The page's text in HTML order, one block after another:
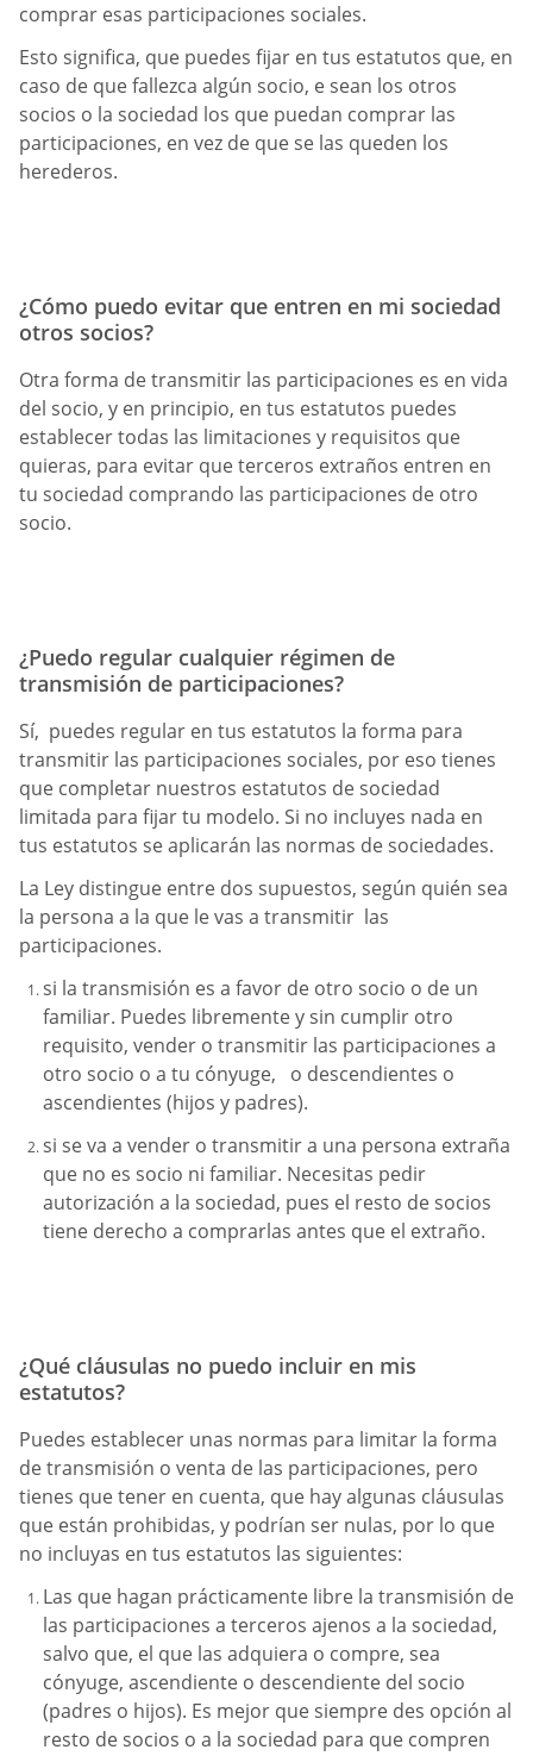
comprar esas participaciones sociales.
Esto significa, que puedes fijar en tus estatutos que, en
caso de que fallezca algún socio, e sean los otros
socios o la sociedad los que puedan comprar las
participaciones, en vez de que se las queden los
herederos.
¿Cómo puedo evitar que entren en mi sociedad
otros socios?
Otra forma de transmitir las participaciones es en vida
del socio, y en principio, en tus estatutos puedes
establecer todas las limitaciones y requisitos que
quieras, para evitar que terceros extraños entren en
tu sociedad comprando las participaciones de otro
socio.
¿Puedo regular cualquier régimen de
transmisión de participaciones?
Sí, puedes regular en tus estatutos la forma para
transmitir las participaciones sociales, por eso tienes
que completar nuestros estatutos de sociedad
limitada para fijar tu modelo. Si no incluyes nada en
tus estatutos se aplicarán las normas de sociedades.
La Ley distingue entre dos supuestos, según quién sea
la persona a la que le vas a transmitir las
participaciones.
si la transmisión es a favor de otro socio o de un
familiar. Puedes libremente y sin cumplir otro
requisito, vender o transmitir las participaciones a
otro socio o a tu cónyuge, o descendientes o
ascendientes (hijos y padres).
si se va a vender o transmitir a una persona extraña
que no es socio ni familiar. Necesitas pedir
autorización a la sociedad, pues el resto de socios
tiene derecho a comprarlas antes que el extraño.
¿Qué cláusulas no puedo incluir en mis
estatutos?
Puedes establecer unas normas para limitar la forma
de transmisión o venta de las participaciones, pero
tienes que tener en cuenta, que hay algunas cláusulas
que están prohibidas, y podrían ser nulas, por lo que
no incluyas en tus estatutos las siguientes:
Las que hagan prácticamente libre la transmisión de
las participaciones a terceros ajenos a la sociedad,
salvo que, el que las adquiera o compre, sea
cónyuge, ascendiente o descendiente del socio
(padres o hijos). Es mejor que siempre des opción al
resto de socios o a la sociedad para que compren